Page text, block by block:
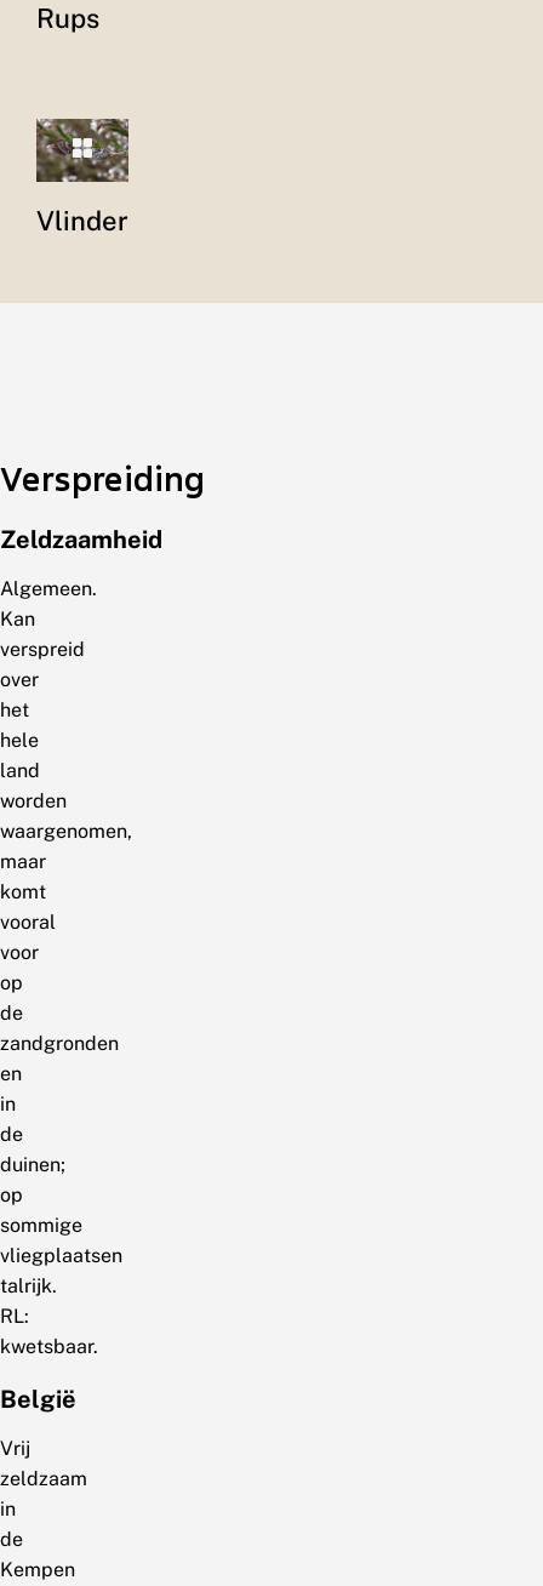
Rups
Vlinder
Verspreiding
Zeldzaamheid
Algemeen.
Kan
verspreid
over
het
hele
land
worden
waargenomen,
maar
komt
vooral
voor
op
de
zandgronden
en
in
de
duinen;
op
sommige
vliegplaatsen
talrijk.
RL:
kwetsbaar.
België
Vrij
zeldzaam
in
de
Kempen